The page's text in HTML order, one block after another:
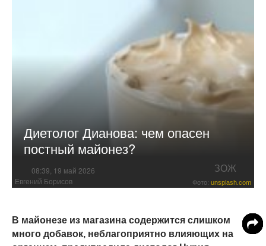
Диетолог Дианова: чем опасен
постный майонез?
08:39, 19 май 2026 ЗОЖ
Евгений Борисов Фото: unsplash.com
В майонезе из магазина содержится слишком
много добавок, неблагоприятно влияющих на